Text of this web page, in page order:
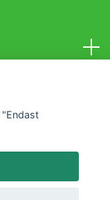
by Quickbutik